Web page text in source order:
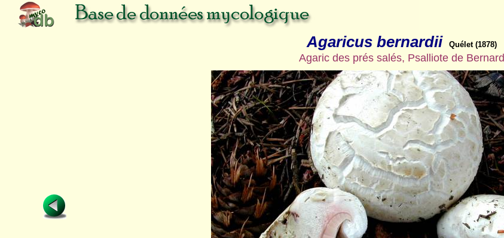
Agaricus bernardii Quélet (1878)
Agaric des prés salés, Psalliote de Bernard